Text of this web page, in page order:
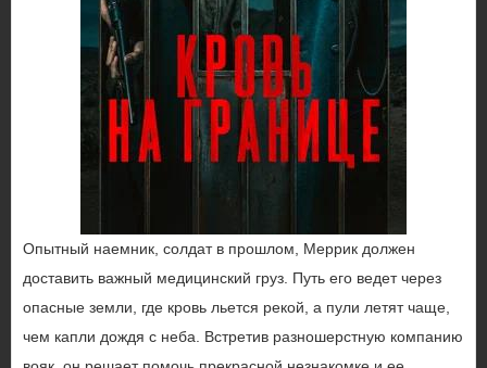
Опытный наемник, солдат в прошлом, Меррик должен
доставить важный медицинский груз. Путь его ведет через
опасные земли, где кровь льется рекой, а пули летят чаще,
чем капли дождя с неба. Встретив разношерстную компанию